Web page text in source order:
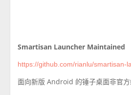
Smartisan Launcher Maintained
https://github.com/rianlu/smartisan-
面向新版 Android 的锤子桌面非官